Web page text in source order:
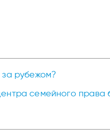
рубежом?
семейного права